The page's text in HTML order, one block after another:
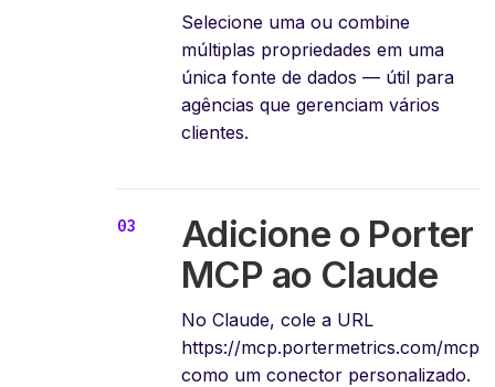
Selecione uma ou combine
múltiplas propriedades em uma
única fonte de dados — útil para
agências que gerenciam vários
clientes.
Adicione o Porter
MCP ao Claude
No Claude, cole a URL
https://mcp.portermetrics.com/mcp
como um conector personalizado.